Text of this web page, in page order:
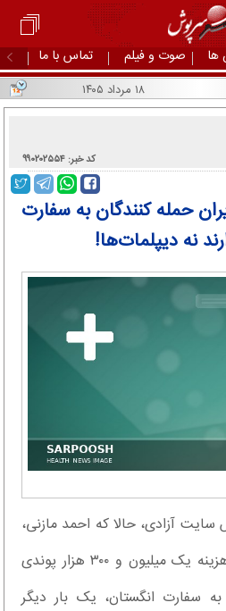
ها صوت و فیلم تماس با ما
۱۸ مرداد ۱۴۰۵
کد خبر: ۹۹۰۲۰۲۵۵۴
حمله کنندگان به سفارت
نه دیپلمات‌ها!
سایت آزادی، حالا که احمد مازنی،
نماینده تهران با اشاره به هزینه یک میلیون و ۳۰۰ هزار پوندی
سفارت انگستان، یک بار دیگر